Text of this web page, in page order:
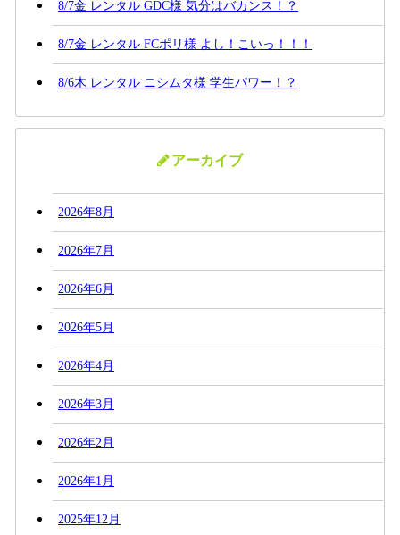
8/7金 レンタル GDC様 気分はバカンス！？
8/7金 レンタル FCポリ様 よし！こいっ！！！
8/6木 レンタル ニシムタ様 学生パワー！？
アーカイブ
2026年8月
2026年7月
2026年6月
2026年5月
2026年4月
2026年3月
2026年2月
2026年1月
2025年12月